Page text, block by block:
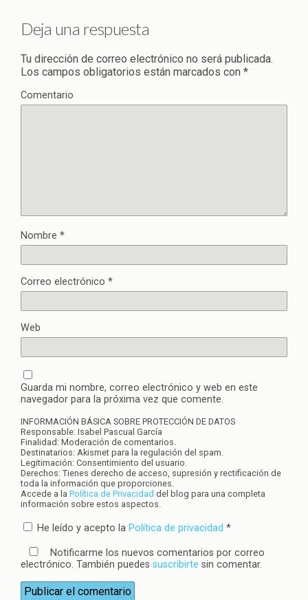
Deja una respuesta
Tu dirección de correo electrónico no será publicada.
Los campos obligatorios están marcados con *
Comentario
Nombre *
Correo electrónico *
Web
Guarda mi nombre, correo electrónico y web en este
navegador para la próxima vez que comente.
INFORMACIÓN BÁSICA SOBRE PROTECCIÓN DE DATOS
Responsable: Isabel Pascual García
Finalidad: Moderación de comentarios.
Destinatarios: Akismet para la regulación del spam.
Legitimación: Consentimiento del usuario.
Derechos: Tienes derecho de acceso, supresión y rectificación de
toda la información que proporciones.
Accede a la Política de Privacidad del blog para una completa
información sobre estos aspectos.
He leído y acepto la Política de privacidad *
Notificarme los nuevos comentarios por correo
electrónico. También puedes suscribirte sin comentar.